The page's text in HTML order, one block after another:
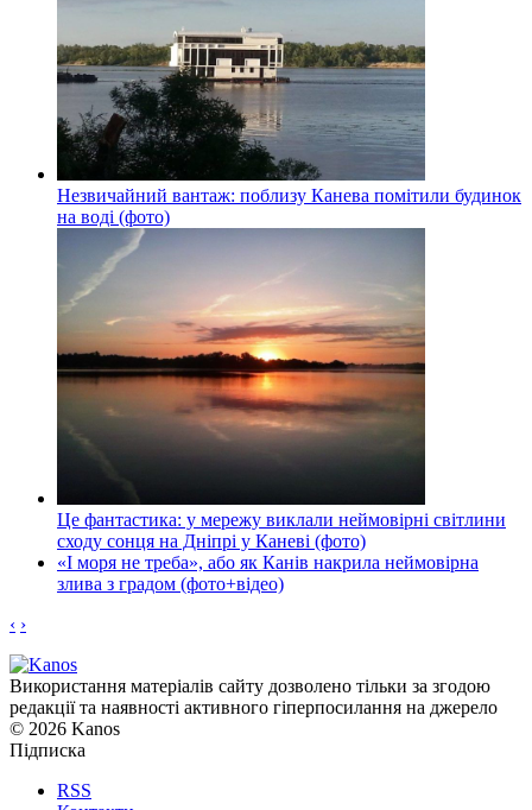
Незвичайний вантаж: поблизу Канева помітили будинок
на воді (фото)
Це фантастика: у мережу виклали неймовірні світлини
сходу сонця на Дніпрі у Каневі (фото)
«І моря не треба», або як Канів накрила неймовірна
злива з градом (фото+відео)
‹ ›
Використання матеріалів сайту дозволено тільки за згодою
редакції та наявності активного гіперпосилання на джерело
© 2026 Kanos
Підписка
RSS